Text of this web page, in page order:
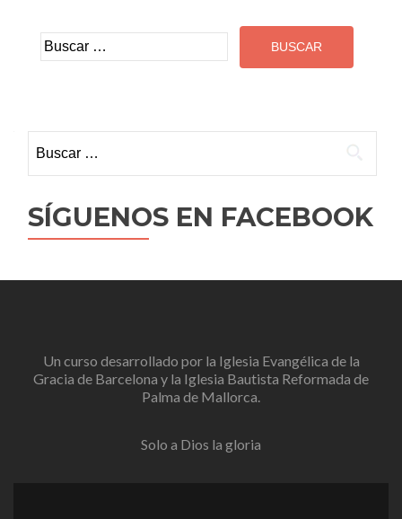
Buscar:
SÍGUENOS EN FACEBOOK
Un curso desarrollado por la Iglesia Evangélica de la
Gracia de Barcelona y la Iglesia Bautista Reformada de
Palma de Mallorca.
Solo a Dios la gloria